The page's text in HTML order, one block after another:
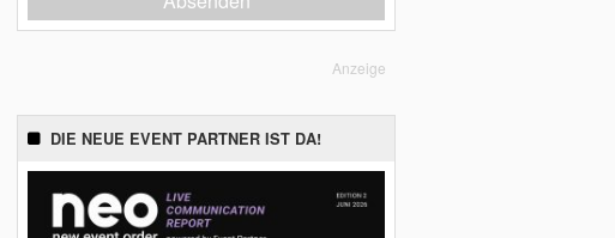
Anzeige
DIE NEUE EVENT PARTNER IST DA!